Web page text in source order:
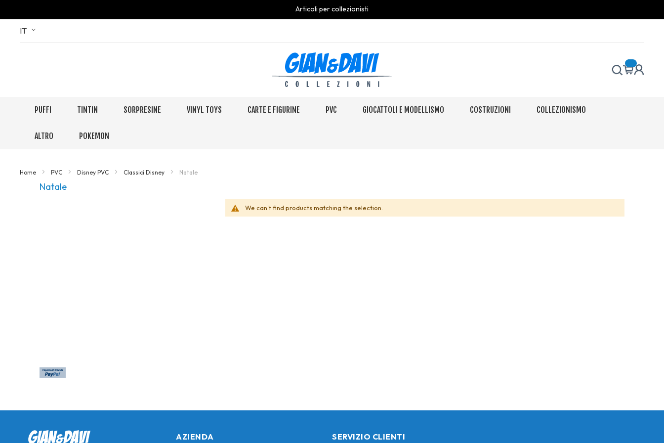
Articoli per collezionisti
Skip
Language
IT
PUFFI TINTIN SORPRESINE VINYL TOYS CARTE E FIGURINE PVC GIOCATTOLI E MODELLISMO COSTRUZIONI COLLEZIONISMO
ALTRO POKEMON
Home PVC Disney PVC Classici Disney Natale
Natale
We can't find products matching the selection.
AZIENDA SERVIZIO CLIENTI